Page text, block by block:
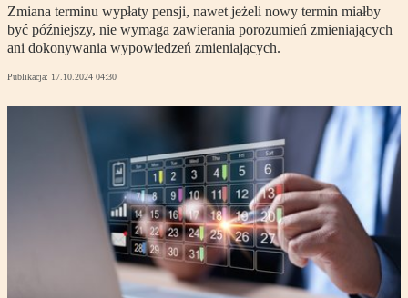
Zmiana terminu wypłaty pensji, nawet jeżeli nowy termin miałby
być późniejszy, nie wymaga zawierania porozumień zmieniających
ani dokonywania wypowiedzeń zmieniających.
Publikacja: 17.10.2024 04:30